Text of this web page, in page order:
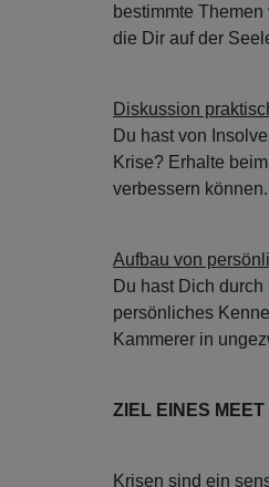
bestimmte
die Dir auf der
Diskussion
Du hast von
Krise? Erhalte
verbessern können.
Aufbau von
Du hast Dich
persönliches
Kammerer in
ZIEL EINES
Krisen sind ein